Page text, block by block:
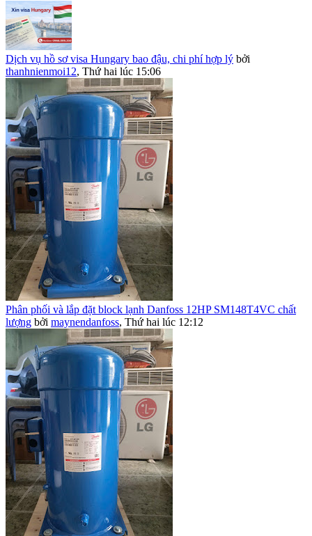
Dịch vụ hồ sơ visa Hungary bao đậu, chi phí hợp lý bởi
thanhnienmoi12, Thứ hai lúc 15:06
Phân phối và lắp đặt block lạnh Danfoss 12HP SM148T4VC chất
lượng bởi maynendanfoss, Thứ hai lúc 12:12